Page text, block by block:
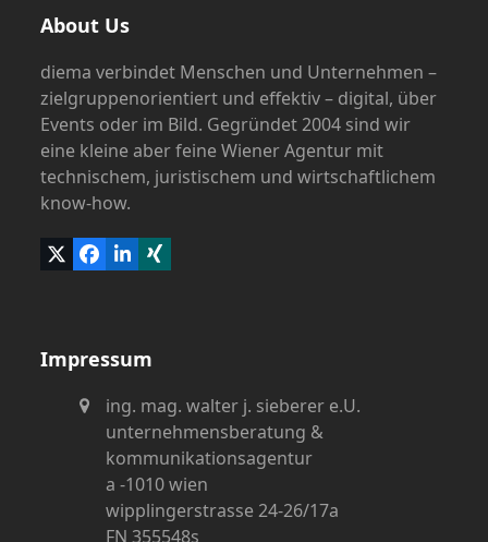
About Us
diema verbindet Menschen und Unternehmen –
zielgruppenorientiert und effektiv – digital, über
Events oder im Bild. Gegründet 2004 sind wir
eine kleine aber feine Wiener Agentur mit
technischem, juristischem und wirtschaftlichem
know-how.
TwitterFacebook
LinkedIn
Xing
Impressum
ing. mag. walter j. sieberer e.U.
unternehmensberatung &
kommunikationsagentur
a -1010 wien
wipplingerstrasse 24-26/17a
FN 355548s